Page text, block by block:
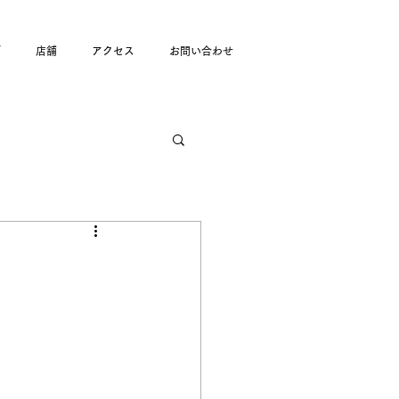
店舗 アクセス お問い合わせ